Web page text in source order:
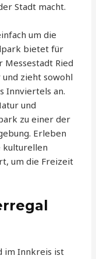
Stadt macht.
um die
bietet für
Messestadt Ried
zieht sowohl
Innviertels an.
und
zu einer der
Erleben
kulturellen
um die Freizeit
im Innkreis ist